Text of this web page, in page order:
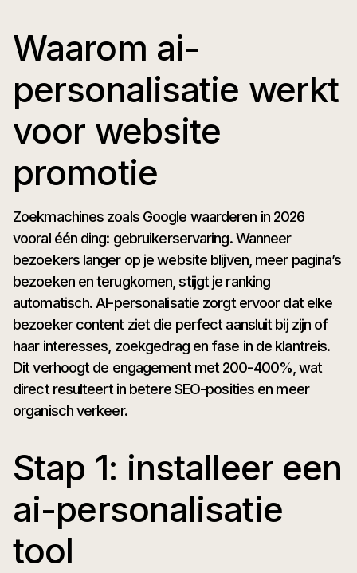
Waarom ai-
personalisatie werkt
voor website
promotie
Zoekmachines zoals Google waarderen in 2026
vooral één ding: gebruikerservaring. Wanneer
bezoekers langer op je website blijven, meer pagina’s
bezoeken en terugkomen, stijgt je ranking
automatisch. AI-personalisatie zorgt ervoor dat elke
bezoeker content ziet die perfect aansluit bij zijn of
haar interesses, zoekgedrag en fase in de klantreis.
Dit verhoogt de engagement met 200-400%, wat
direct resulteert in betere SEO-posities en meer
organisch verkeer.
Stap 1: installeer een
ai-personalisatie
tool